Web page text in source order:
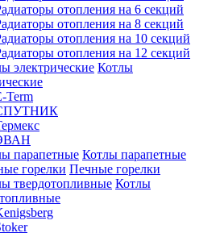
отопления на 6 секций
отопления на 8 секций
отопления на 10 секций
отопления на 12 секций
Котлы
Term
Котлы парапетные
Печные горелки
Котлы